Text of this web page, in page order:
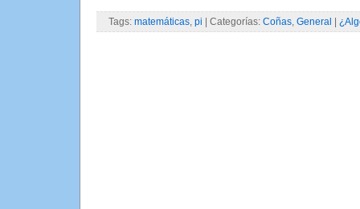
Tags: matemáticas, pi | Categorías: Coñas, General